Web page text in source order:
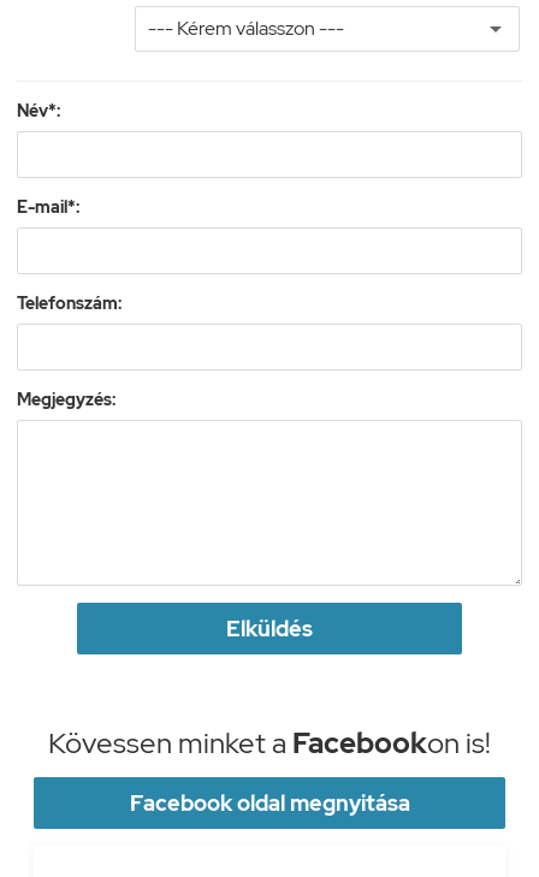
Név*:
E-mail*:
Telefonszám:
Megjegyzés:
Elküldés
Kövessen minket a Facebookon is!
Facebook oldal megnyitása